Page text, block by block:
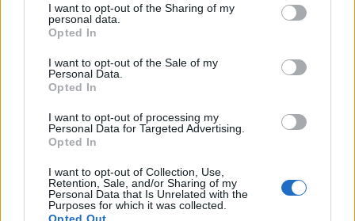
I want to opt-out of the Sharing of my
personal data.
Opted In
I want to opt-out of the Sale of my
Personal Data.
Opted In
I want to opt-out of processing my
Personal Data for Targeted Advertising.
Opted In
I want to opt-out of Collection, Use,
Retention, Sale, and/or Sharing of my
Personal Data that Is Unrelated with the
Purposes for which it was collected.
Opted Out
Ranger les chaussures dans un endroit sec
aux mauvaises odeurs. Privilégiez un meuble aéré ou
des boîtes ouvertes.
Faire réparer plutôt que jeter
semelle, remplacer un talon ou raviver le cuir. Cela
prolonge la durée de vie de vos chaussures tout en